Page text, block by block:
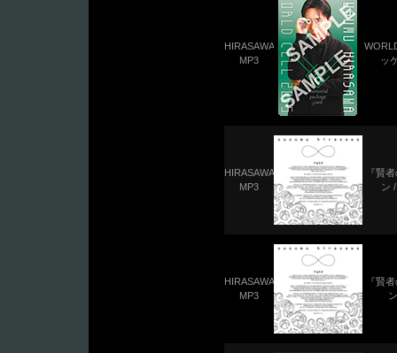
HIRASAWA
MP3
ッ
HIRASAWA
MP3
『賢
ン
HIRASAWA
MP3
『賢